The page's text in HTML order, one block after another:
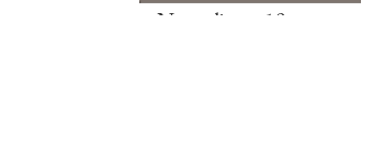
Notre livre - 19 euros